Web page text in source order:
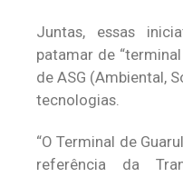
Juntas, essas
patamar de
de ASG (Ambiental,
tecnologias.
“O Terminal de
referência da